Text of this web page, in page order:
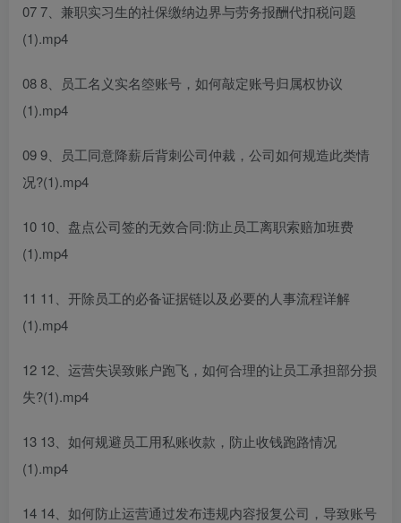
07 7、兼职实习生的社保缴纳边界与劳务报酬代扣税问题
(1).mp4
08 8、员工名义实名箜账号，如何敲定账号归属权协议
(1).mp4
09 9、员工同意降薪后背刺公司仲裁，公司如何规造此类情
况?(1).mp4
10 10、盘点公司签的无效合同:防止员工离职索赔加班费
(1).mp4
11 11、开除员工的必备证据链以及必要的人事流程详解
(1).mp4
12 12、运营失误致账户跑飞，如何合理的让员工承担部分损
失?(1).mp4
13 13、如何规避员工用私账收款，防止收钱跑路情况
(1).mp4
14 14、如何防止运营通过发布违规内容报复公司，导致账号